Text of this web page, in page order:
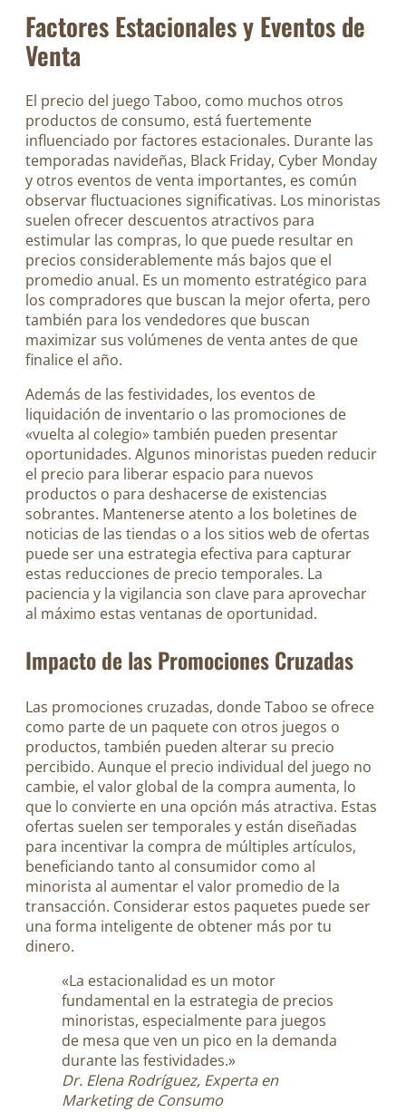
Factores Estacionales y Eventos de
Venta
El precio del juego Taboo, como muchos otros
productos de consumo, está fuertemente
influenciado por factores estacionales. Durante las
temporadas navideñas, Black Friday, Cyber Monday
y otros eventos de venta importantes, es común
observar fluctuaciones significativas. Los minoristas
suelen ofrecer descuentos atractivos para
estimular las compras, lo que puede resultar en
precios considerablemente más bajos que el
promedio anual. Es un momento estratégico para
los compradores que buscan la mejor oferta, pero
también para los vendedores que buscan
maximizar sus volúmenes de venta antes de que
finalice el año.
Además de las festividades, los eventos de
liquidación de inventario o las promociones de
«vuelta al colegio» también pueden presentar
oportunidades. Algunos minoristas pueden reducir
el precio para liberar espacio para nuevos
productos o para deshacerse de existencias
sobrantes. Mantenerse atento a los boletines de
noticias de las tiendas o a los sitios web de ofertas
puede ser una estrategia efectiva para capturar
estas reducciones de precio temporales. La
paciencia y la vigilancia son clave para aprovechar
al máximo estas ventanas de oportunidad.
Impacto de las Promociones Cruzadas
Las promociones cruzadas, donde Taboo se ofrece
como parte de un paquete con otros juegos o
productos, también pueden alterar su precio
percibido. Aunque el precio individual del juego no
cambie, el valor global de la compra aumenta, lo
que lo convierte en una opción más atractiva. Estas
ofertas suelen ser temporales y están diseñadas
para incentivar la compra de múltiples artículos,
beneficiando tanto al consumidor como al
minorista al aumentar el valor promedio de la
transacción. Considerar estos paquetes puede ser
una forma inteligente de obtener más por tu
dinero.
«La estacionalidad es un motor
fundamental en la estrategia de precios
minoristas, especialmente para juegos
de mesa que ven un pico en la demanda
durante las festividades.»
Dr. Elena Rodríguez, Experta en
Marketing de Consumo